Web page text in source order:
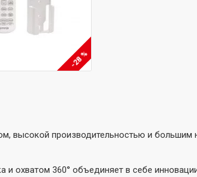
-28 %
высокой производительностью и
и охватом 360° объединяет в себе